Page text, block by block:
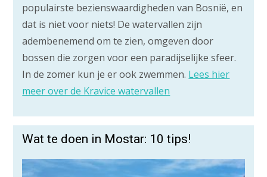
populairste bezienswaardigheden van Bosnië, en
dat is niet voor niets! De watervallen zijn
adembenemend om te zien, omgeven door
bossen die zorgen voor een paradijselijke sfeer.
In de zomer kun je er ook zwemmen. Lees hier
meer over de Kravice watervallen
Wat te doen in Mostar: 10 tips!